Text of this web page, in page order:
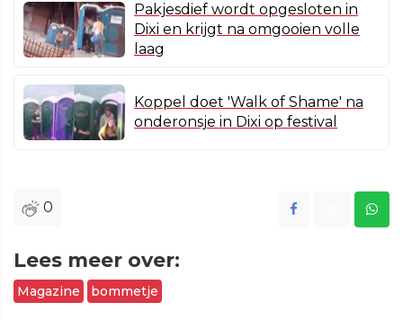
Pakjesdief wordt opgesloten in
Dixi en krijgt na omgooien volle
laag
Koppel doet 'Walk of Shame' na
onderonsje in Dixi op festival
0
Lees meer over:
Magazine bommetje